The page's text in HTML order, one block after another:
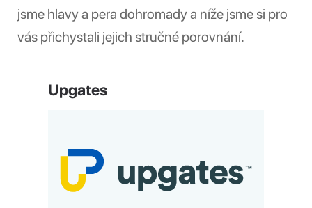
jsme hlavy a pera dohromady a níže jsme si pro
vás přichystali jejich stručné porovnání.
Upgates